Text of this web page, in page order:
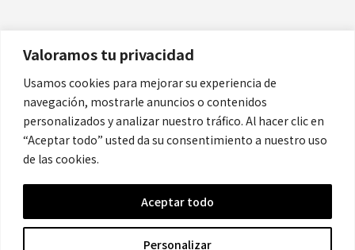
Valoramos tu privacidad
Usamos cookies para mejorar su experiencia de
navegación, mostrarle anuncios o contenidos
personalizados y analizar nuestro tráfico. Al hacer clic en
“Aceptar todo” usted da su consentimiento a nuestro uso
de las cookies.
Personalizar
Aceptar todo
Política de Privacidad
Contacto
© 2026 Historia de la Crónica negra. All rights reserved.